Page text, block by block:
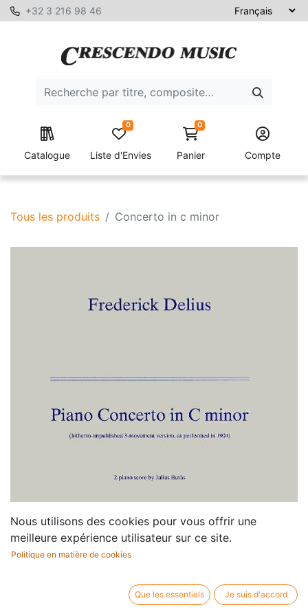
+32 3 216 98 46
Catalogue Liste d'Envies
0 0
Panier Compte
Tous les produits Concerto in c minor
Nous utilisons des cookies pour vous offrir une
meilleure expérience utilisateur sur ce site.
Politique en matière de cookies
Que les essentiels Je suis d'accord